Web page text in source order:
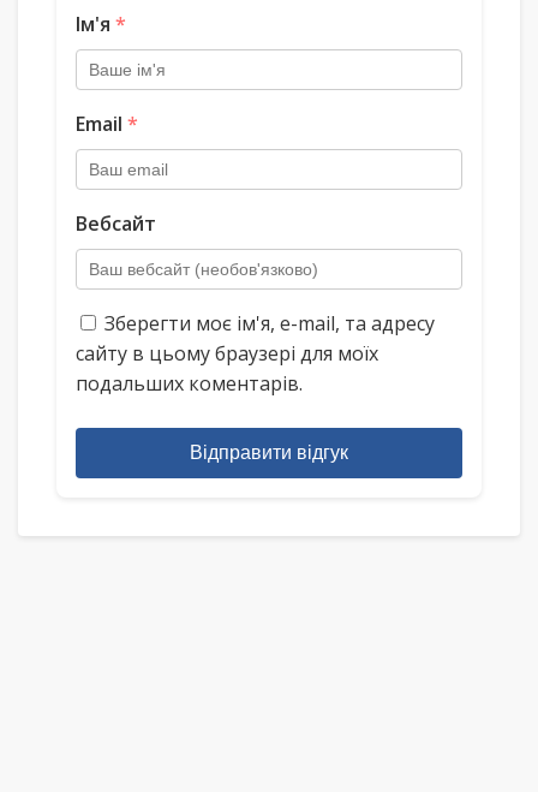
Ім'я *
Email *
Вебсайт
Зберегти моє ім'я, e-mail, та адресу
сайту в цьому браузері для моїх
подальших коментарів.
Відправити відгук